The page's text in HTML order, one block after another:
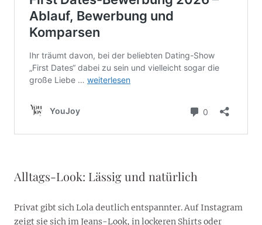
Alltags-Look: Lässig und natürlich
Privat gibt sich Lola deutlich entspannter. Auf Instagram
zeigt sie sich im Jeans-Look, in lockeren Shirts oder